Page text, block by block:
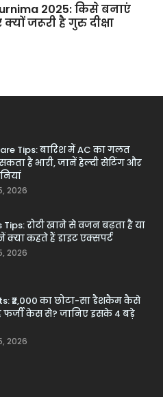
2025: किसे बनाएं
जरूरी है गुरु दीक्षा
Tips: बारिश में AC का गलत
है भारी, जानें हेल्दी सेटिंग और
2026
Tips: रोटी खाने से वजन बढ़ता है या
क्या कहते हैं डाइट एक्सपर्ट
2026
₹2,000 का छोटा-सा डैशकैम कैसे
फर्जी केस से? जानिए इसके 4 बड़े
2026